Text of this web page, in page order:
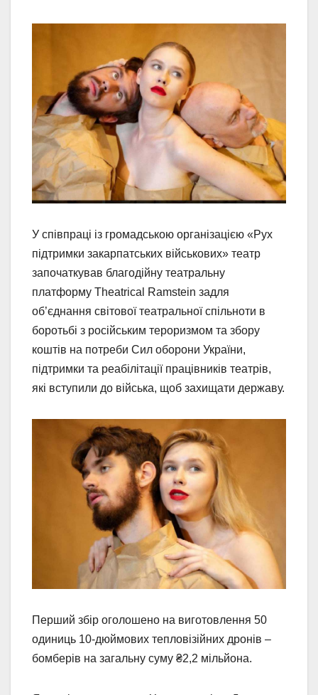
У співпраці із громадською організацією «Рух
підтримки закарпатських військових» театр
започаткував благодійну театральну
платформу Тheatrical Ramstein задля
об’єднання світової театральної спільноти в
боротьбі з російським тероризмом та збору
коштів на потреби Сил оборони України,
підтримки та реабілітації працівників театрів,
які вступили до війська, щоб захищати державу.
Перший збір оголошено на виготовлення 50
одиниць 10-дюймових тепловізійних дронів –
бомберів на загальну суму ₴2,2 мільйона.